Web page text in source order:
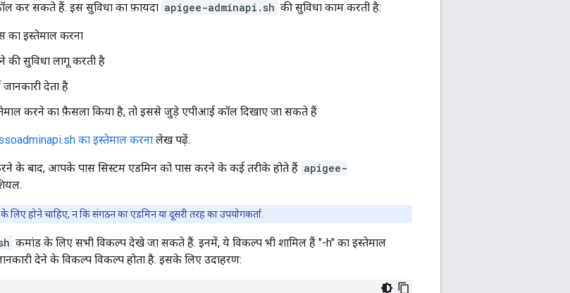
कर सकते हैं. इस सुविधा का फ़ायदा apigee-adminapi.sh की सुविधा काम करती है:
इस्तेमाल करना
सुविधा लागू करती है
देता है
करने का फ़ैसला किया है, तो इससे जुड़े एपीआई कॉल दिखाए जा सकते हैं
का इस्तेमाल करना लेख पढ़ें.
के बाद, आपके पास सिस्टम एडमिन को पास करने के कई तरीके होते हैं apigee-
होने चाहिए, न कि संगठन का एडमिन या दूसरी तरह का उपयोगकर्ता.
कमांड के लिए सभी विकल्प देखे जा सकते हैं. इनमें, ये विकल्प भी शामिल हैं "-h" का इस्तेमाल
देने के विकल्प विकल्प होता है. इसके लिए उदाहरण: